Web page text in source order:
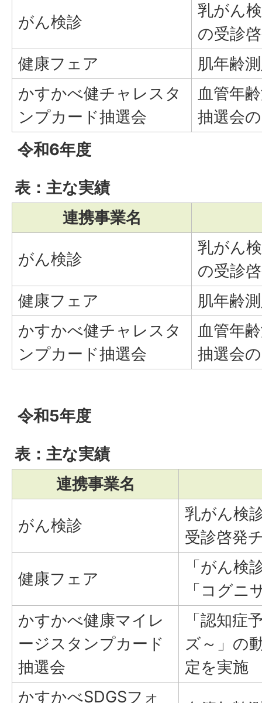
がん検診
乳がん
の受診
健康フェア
肌年齢
かすかべ健チャレスタ
ンプカード抽選会
血管年
抽選会
令和6年度
表：主な実績
連携事業名
がん検診
乳がん
の受診
健康フェア
肌年齢
かすかべ健チャレスタ
ンプカード抽選会
血管年
抽選会
令和5年度
表：主な実績
連携事業名
がん検診
乳がん検
受診啓発
健康フェア
「がん検
「コグニ
かすかべ健康マイレ
ージスタンプカード
抽選会
「認知症
ズ～」の
定を実施
かすかべSDGSフォ